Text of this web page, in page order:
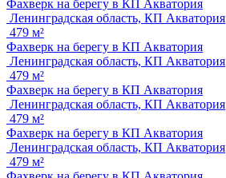
Фахверк на берегу в КП Акватория
Ленинградская область, КП Акватория
479 м²
Фахверк на берегу в КП Акватория
Ленинградская область, КП Акватория
479 м²
Фахверк на берегу в КП Акватория
Ленинградская область, КП Акватория
479 м²
Фахверк на берегу в КП Акватория
Ленинградская область, КП Акватория
479 м²